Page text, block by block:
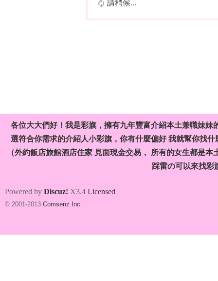
請稍候...
各位大大們好！我是彩旗，擁有九年豐富介紹本土兼職妹
選符合你需求的介紹人小彩旗，你有什麼偏好 我就幫你找
（外約飯店旅館酒店住家 見面現金交易， 所有的女生都是
踩雷の可以來找彩
Powered by Discuz! X3.4 Licensed
© 2001-2013 Comsenz Inc.